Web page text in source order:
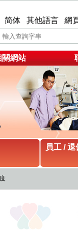
简体 其他語言 網
關網站
員工 /